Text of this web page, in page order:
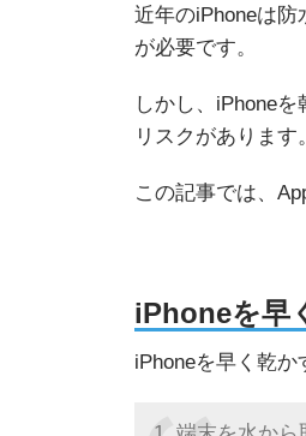
近年のiPhoneは
が必要です。
しかし、iPhone
リスクがあります。
この記事では、
iPhoneを早
iPhoneを早く乾か